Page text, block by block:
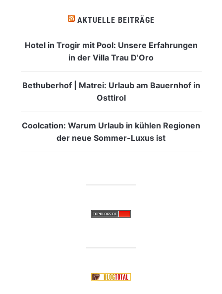
AKTUELLE BEITRÄGE
Hotel in Trogir mit Pool: Unsere Erfahrungen
in der Villa Trau D’Oro
Bethuberhof | Matrei: Urlaub am Bauernhof in
Osttirol
Coolcation: Warum Urlaub in kühlen Regionen
der neue Sommer-Luxus ist